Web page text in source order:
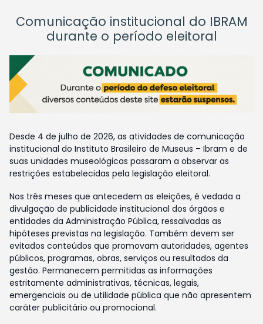
Comunicação institucional do IBRAM
durante o período eleitoral
Desde 4 de julho de 2026, as atividades de comunicação
institucional do Instituto Brasileiro de Museus – Ibram e de
suas unidades museológicas passaram a observar as
restrições estabelecidas pela legislação eleitoral.
Nos três meses que antecedem as eleições, é vedada a
divulgação de publicidade institucional dos órgãos e
entidades da Administração Pública, ressalvadas as
hipóteses previstas na legislação. Também devem ser
evitados conteúdos que promovam autoridades, agentes
públicos, programas, obras, serviços ou resultados da
gestão. Permanecem permitidas as informações
estritamente administrativas, técnicas, legais,
emergenciais ou de utilidade pública que não apresentem
caráter publicitário ou promocional.